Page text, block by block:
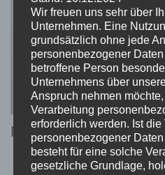
New York – April 2025
Wir freuen uns sehr über
Unternehmen. Eine
grundsätzlich ohne jede
personenbezogener
betroffene Person
Unternehmens über
Anspruch nehmen
Verarbeitung
erforderlich werden. Ist die
personenbezogener
besteht für eine solche
gesetzliche Grundlage,